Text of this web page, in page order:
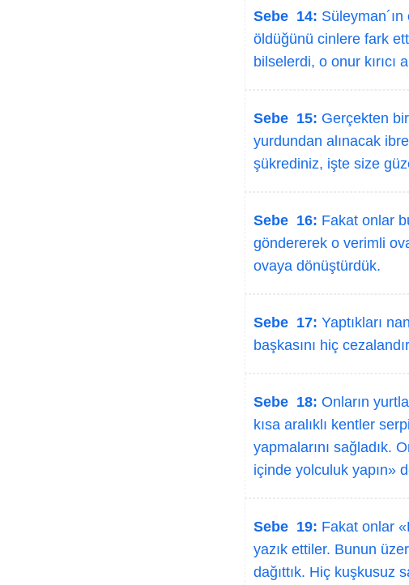
Sebe 14:
öldüğünü cinlere fark
bilselerdi, o onur kırıcı
Sebe 15: Gerçekten
yurdundan alınacak
şükrediniz, işte size
Sebe 16: Fakat onlar
göndererek o verimli
ovaya dönüştürdük.
Sebe 17: Yaptıkları
başkasını hiç
Sebe 18: Onların
kısa aralıklı kentler
yapmalarını sağladık.
içinde yolculuk yapın»
Sebe 19: Fakat onlar
yazık ettiler. Bunun
dağıttık. Hiç kuşkusuz